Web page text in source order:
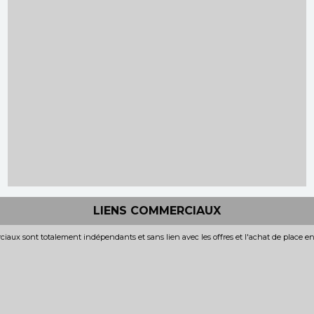
LIENS COMMERCIAUX
sont totalement indépendants et sans lien avec les offres et l'achat de place